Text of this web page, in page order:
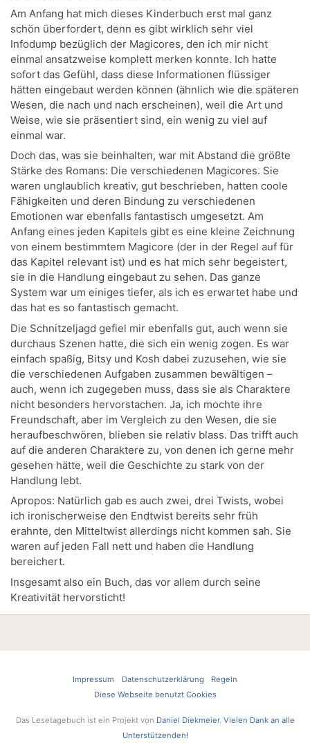
Am Anfang hat mich dieses Kinderbuch erst mal ganz
schön überfordert, denn es gibt wirklich sehr viel
Infodump bezüglich der Magicores, den ich mir nicht
einmal ansatzweise komplett merken konnte. Ich hatte
sofort das Gefühl, dass diese Informationen flüssiger
hätten eingebaut werden können (ähnlich wie die späteren
Wesen, die nach und nach erscheinen), weil die Art und
Weise, wie sie präsentiert sind, ein wenig zu viel auf
einmal war.
Doch das, was sie beinhalten, war mit Abstand die größte
Stärke des Romans: Die verschiedenen Magicores. Sie
waren unglaublich kreativ, gut beschrieben, hatten coole
Fähigkeiten und deren Bindung zu verschiedenen
Emotionen war ebenfalls fantastisch umgesetzt. Am
Anfang eines jeden Kapitels gibt es eine kleine Zeichnung
von einem bestimmtem Magicore (der in der Regel auf für
das Kapitel relevant ist) und es hat mich sehr begeistert,
sie in die Handlung eingebaut zu sehen. Das ganze
System war um einiges tiefer, als ich es erwartet habe und
das hat es so fantastisch gemacht.
Die Schnitzeljagd gefiel mir ebenfalls gut, auch wenn sie
durchaus Szenen hatte, die sich ein wenig zogen. Es war
einfach spaßig, Bitsy und Kosh dabei zuzusehen, wie sie
die verschiedenen Aufgaben zusammen bewältigen –
auch, wenn ich zugegeben muss, dass sie als Charaktere
nicht besonders hervorstachen. Ja, ich mochte ihre
Freundschaft, aber im Vergleich zu den Wesen, die sie
heraufbeschwören, blieben sie relativ blass. Das trifft auch
auf die anderen Charaktere zu, von denen ich gerne mehr
gesehen hätte, weil die Geschichte zu stark von der
Handlung lebt.
Apropos: Natürlich gab es auch zwei, drei Twists, wobei
ich ironischerweise den Endtwist bereits sehr früh
erahnte, den Mitteltwist allerdings nicht kommen sah. Sie
waren auf jeden Fall nett und haben die Handlung
bereichert.
Insgesamt also ein Buch, das vor allem durch seine
Kreativität hervorsticht!
Impressum Datenschutzerklärung
Regeln
Diese Webseite benutzt Cookies
Das Lesetagebuch ist ein Projekt von Daniel Diekmeier. Vielen Dank an alle
Unterstützenden!